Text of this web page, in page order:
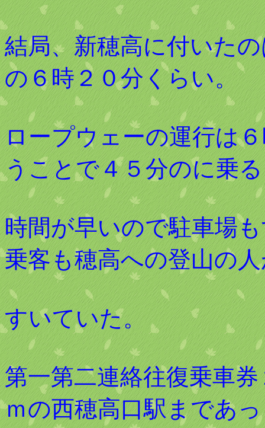
結局、新穂高に付いた
の６時２０分くらい。
ロープウェーの運行は
うことで４５分のに乗
時間が早いので駐車場
乗客も穂高への登山の
すいていた。
第一第二連絡往復乗車
ｍの西穂高口駅まであ